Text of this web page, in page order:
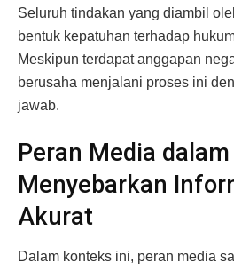
Seluruh tindakan yang diambil
bentuk kepatuhan terhadap
Meskipun terdapat anggapan
berusaha menjalani proses ini
jawab.
Peran Media dalam
Menyebarkan
Akurat
Dalam konteks ini, peran media